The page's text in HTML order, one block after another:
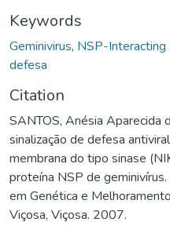
Keywords
Geminivirus, NSP-Interacting
defesa
Citation
SANTOS, Anésia Aparecida
sinalização de defesa
membrana do tipo sinase
proteína NSP de
em Genética e
Viçosa, Viçosa. 2007.